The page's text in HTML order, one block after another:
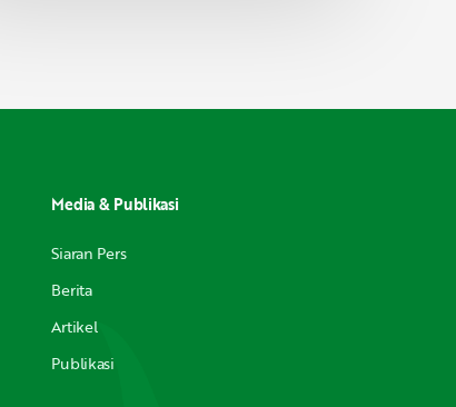
Media & Publikasi
Siaran Pers
Berita
Artikel
Publikasi